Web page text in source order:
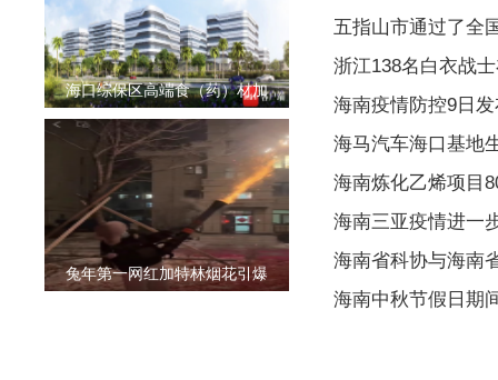
海口综保区高端食（药）材加
兔年第一网红加特林烟花引爆
五指山市通过了全
浙江138名白衣战
海南疫情防控9日
海马汽车海口基地
海南炼化乙烯项目
海南三亚疫情进一
海南省科协与海南
海南中秋节假日期